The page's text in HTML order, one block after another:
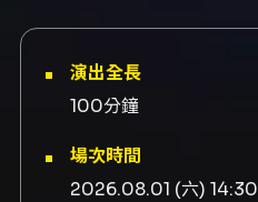
演出全長
100分鐘
場次時間
2026.08.01 (六) 14:30